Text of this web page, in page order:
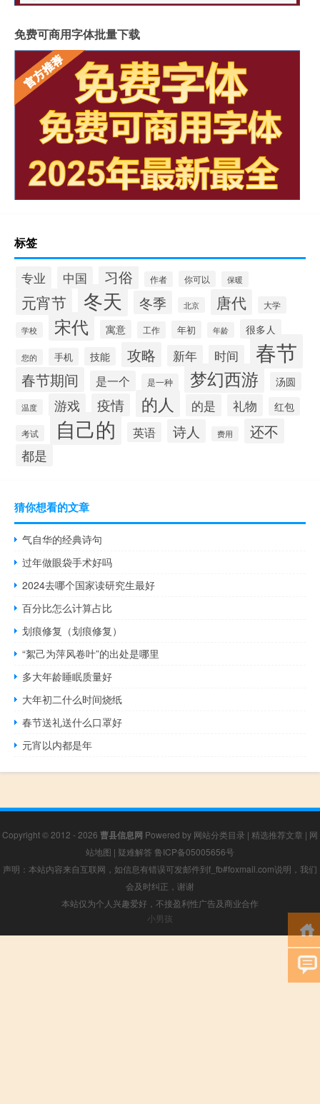
免费可商用字体批量下载
标签
专业 中国 习俗 作者 你可以 保暖
元宵节 冬天 冬季 北京 唐代 大学
学校 宋代 寓意 工作 年初 年龄 很多人
您的 手机 技能 攻略 新年 时间 春节
春节期间 是一个 是一种 梦幻西游 汤圆
温度 游戏 疫情 的人 的是 礼物 红包
考试 自己的 英语 诗人 费用 还不
都是
猜你想看的文章
气自华的经典诗句
过年做眼袋手术好吗
2024去哪个国家读研究生最好
百分比怎么计算占比
划痕修复（划痕修复）
“絮己为萍风卷叶”的出处是哪里
多大年龄睡眠质量好
大年初二什么时间烧纸
春节送礼送什么口罩好
元宵以内都是年
Copyright © 2012 - 2026 曹县信息网 Powered by 网站分类目录 | 精选推荐文章 | 网
站地图 | 疑难解答 鲁ICP备05005656号
声明：本站内容来自互联网，如信息有错误可发邮件到f_fb#foxmail.com说明，我们
会及时纠正，谢谢
本站仅为个人兴趣爱好，不接盈利性广告及商业合作
小男孩